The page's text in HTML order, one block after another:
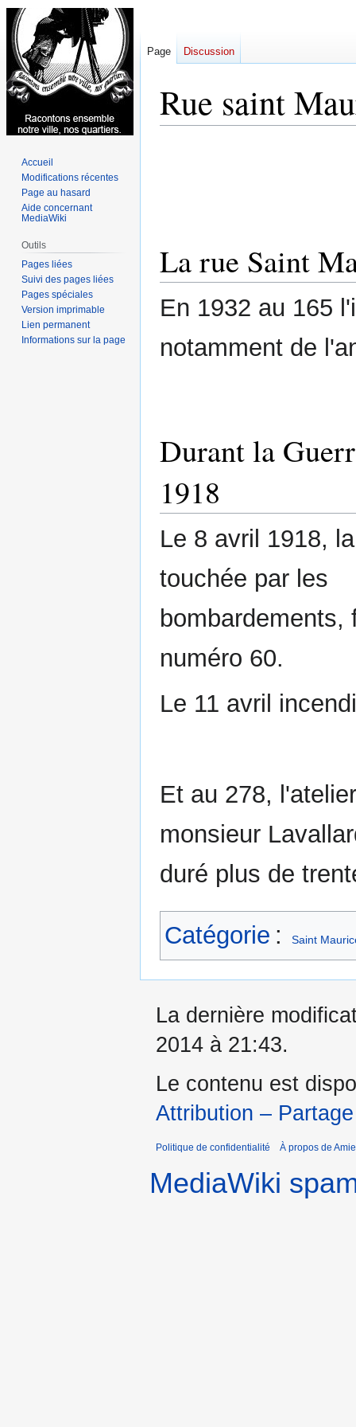
Rue saint
La rue Saint
En 1932 au 165
notamment de
Durant la
1918
Le 8 avril 1918,
touchée par les
bombardements,
numéro 60.
Le 11 avril
Et au 278,
monsieur
duré plus de
Catégorie : Saint
Page Discussion
Accueil
Modifications récentes
Page au hasard
Aide concernant
MediaWiki
Outils
Pages liées
Suivi des pages liées
Pages spéciales
Version imprimable
Lien permanent
Informations sur la page
La dernière
2014 à 21:43.
Le contenu est
Attribution –
Politique de confidentialité À propos de
MediaWiki